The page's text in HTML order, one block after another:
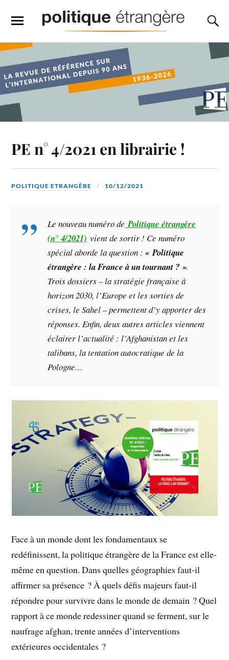
PE n° 4/2021 en librairie !
POLITIQUE ETRANGÈRE 10/12/2021
Le nouveau numéro de Politique étrangère
(n° 4/2021) vient de sortir ! Ce numéro
spécialaborde la question :« Politique
étrangère : la France à un tournant ? ».
Trois dossiers – la stratégie française à
horizon 2030, l’Europe et les sorties de
crises, le Sahel – permettent d’y apporter des
réponses.Enfin, deux autres articles viennent
éclairer l’actualité :l’Afghanistan et les
talibans,la tentation autocratique de la
Pologne…
Face à un monde dont les fondamentaux se
redéfinissent, la politique étrangère de la France est elle-
même en question. Dans quelles géographies faut-il
affirmer sa présence ? À quels défis majeurs faut-il
répondre pour survivre dans le monde de demain ? Quel
rapport à ce monde redessiner quand se ferment, sur le
naufrage afghan, trente années d’interventions
extérieures occidentales ?